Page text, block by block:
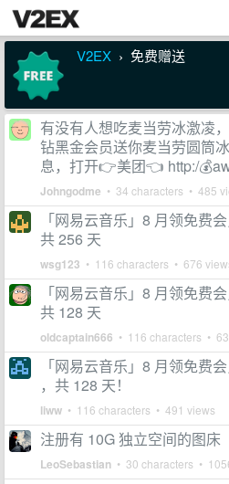
V2EX › 免费赠送
有没有人想吃麦当劳冰激凌
钻黑金会员送你麦当劳圆筒
息，打开👉美团👈 http:/
Johngodme • 34 characters • 485
「网易云音乐」8 月领免费
共 256 天
wsg123 • 116 characters • 676
「网易云音乐」8 月领免费
共 128 天
oldcaptain666 • 116 characters •
「网易云音乐」8 月领免费
，共 128 天！
liww • 116 characters • 491 views
注册有 10G 独立空间的图床
LeoSebastian • 30 characters •